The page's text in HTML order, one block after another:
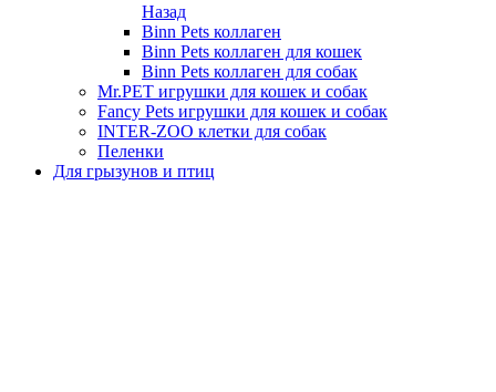
Назад
Binn Pets коллаген
Binn Pets коллаген для кошек
Binn Pets коллаген для собак
Mr.PET игрушки для кошек и собак
Fancy Pets игрушки для кошек и собак
INTER-ZOO клетки для собак
Пеленки
Для грызунов и птиц